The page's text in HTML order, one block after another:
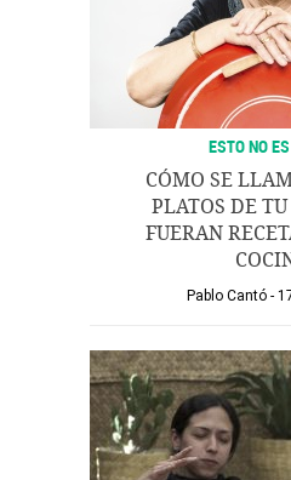
ESTO NO
CÓMO SE
PLATOS DE
FUERAN
Pablo Cantó